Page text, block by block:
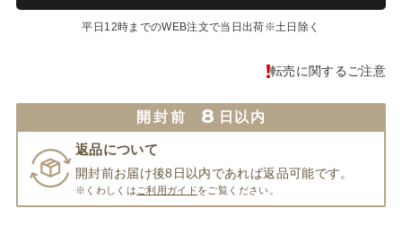
平日12時までのWEB注文で当日出荷※土日除く
転売に関するご注意
開封前 8 日以内
返品について
開封前お届け後8日以内であれば返品可能です。
※くわしくは ご利用ガイドをご覧ください。